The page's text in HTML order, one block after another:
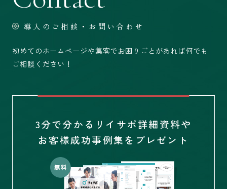
導入のご相談・お問い合わせ
初めてのホームページや集客でお困りごとがあれば何でも
ご相談ください！
3分で分かるリイサポ詳細資料や
お客様成功事例集をプレゼント